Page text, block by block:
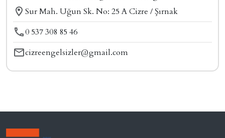
Sur Mah. Uğun Sk. No: 25 A Cizre / Şırnak
0 537 308 85 46
cizreengelsizler@gmail.com